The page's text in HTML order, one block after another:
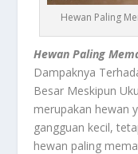
Hewan Paling
Hewan Paling
Dampaknya
Besar Meskipun
merupakan hewan
gangguan kecil,
hewan paling